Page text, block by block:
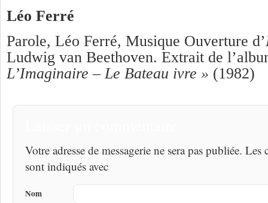
Léo Ferré
Parole, Léo Ferré, Musique Ouverture d’
Ludwig van Beethoven. Extrait de
L’Imaginaire – Le Bateau ivre » (1982)
Votre adresse de messagerie ne sera pas publiée.
sont indiqués avec
Nom